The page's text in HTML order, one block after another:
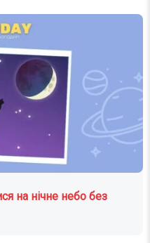
на нічне небо без